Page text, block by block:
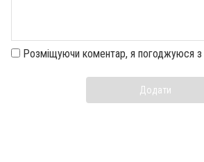
Розміщуючи коментар, я погоджуюся з
Додати